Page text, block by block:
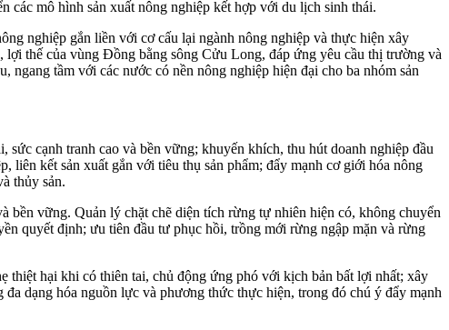
các mô hình sản xuất nông nghiệp kết hợp với du lịch sinh thái.
nghiệp gắn liền với cơ cấu lại ngành nông nghiệp và thực hiện xây
thế của vùng Đồng bằng sông Cửu Long, đáp ứng yêu cầu thị trường và
tầm với các nước có nền nông nghiệp hiện đại cho ba nhóm sản
sức cạnh tranh cao và bền vững; khuyến khích, thu hút doanh nghiệp đầu
kết sản xuất gắn với tiêu thụ sản phẩm; đẩy mạnh cơ giới hóa nông
thủy sản.
bền vững. Quản lý chặt chẽ diện tích rừng tự nhiên hiện có, không chuyển
quyết định; ưu tiên đầu tư phục hồi, trồng mới rừng ngập mặn và rừng
thiệt hại khi có thiên tai, chủ động ứng phó với kịch bản bất lợi nhất; xây
dạng hóa nguồn lực và phương thức thực hiện, trong đó chú ý đẩy mạnh